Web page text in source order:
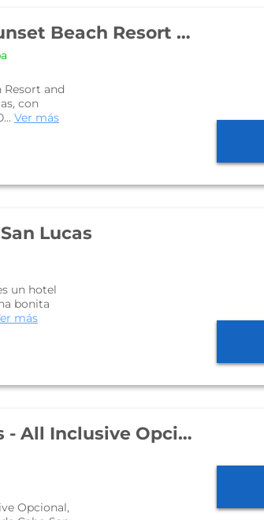
Hotel Pueblo Bonito Sunset Beach Resort and Spa
and
con
Ver más
Lucas
un hotel
bonita
más
Hotel Tesoro Los Cabos - All Inclusive Opcional
Opcional,